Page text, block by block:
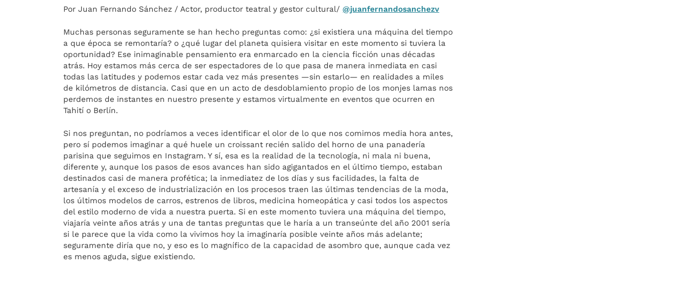
Por Juan Fernando Sánchez / Actor, productor teatral y gestor cultural/@juanfernandosanchezv
Muchas personas seguramente se han hecho preguntas como: ¿si existiera una máquina del tiempo
a que época se remontaría? o ¿qué lugar del planeta quisiera visitar en este momento si tuviera la
oportunidad? Ese inimaginable pensamiento era enmarcado en la ciencia ficción unas décadas
atrás. Hoy estamos más cerca de ser espectadores de lo que pasa de manera inmediata en casi
todas las latitudes y podemos estar cada vez más presentes —sin estarlo— en realidades a miles
de kilómetros de distancia. Casi que en un acto de desdoblamiento propio de los monjes lamas nos
perdemos de instantes en nuestro presente y estamos virtualmente en eventos que ocurren en
Tahití o Berlín.
Si nos preguntan, no podríamos a veces identificar el olor de lo que nos comimos media hora antes,
pero sí podemos imaginar a qué huele un croissant recién salido del horno de una panadería
parisina que seguimos en Instagram. Y sí, esa es la realidad de la tecnología, ni mala ni buena,
diferente y, aunque los pasos de esos avances han sido agigantados en el último tiempo, estaban
destinados casi de manera profética; la inmediatez de los días y sus facilidades, la falta de
artesanía y el exceso de industrialización en los procesos traen las últimas tendencias de la moda,
los últimos modelos de carros, estrenos de libros, medicina homeopática y casi todos los aspectos
del estilo moderno de vida a nuestra puerta. Si en este momento tuviera una máquina del tiempo,
viajaría veinte años atrás y una de tantas preguntas que le haría a un transeúnte del año 2001 sería
si le parece que la vida como la vivimos hoy la imaginaría posible veinte años más adelante;
seguramente diría que no, y eso es lo magnífico de la capacidad de asombro que, aunque cada vez
es menos aguda, sigue existiendo.